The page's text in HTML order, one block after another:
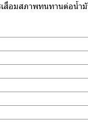
อมสภาพทนทานต่อน้ำ